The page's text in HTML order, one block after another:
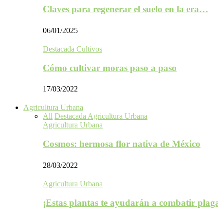
Claves para regenerar el suelo en la era…
06/01/2025
Destacada Cultivos
Cómo cultivar moras paso a paso
17/03/2022
Agricultura Urbana
All Destacada Agricultura Urbana
Agricultura Urbana
Cosmos: hermosa flor nativa de México
28/03/2022
Agricultura Urbana
¡Estas plantas te ayudarán a combatir